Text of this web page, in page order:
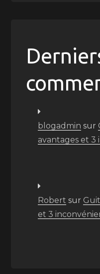
blogadmin sur
avantages et 3
Robert sur
et 3